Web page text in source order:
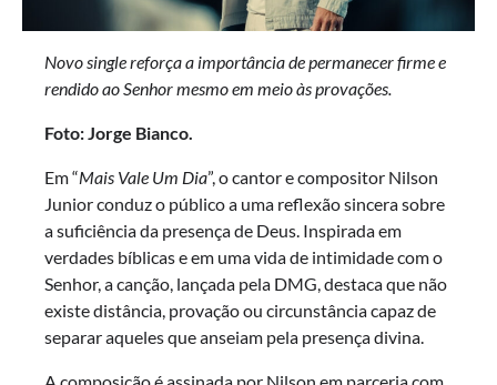
Novo single reforça a importância de permanecer firme e
rendido ao Senhor mesmo em meio às provações.
Foto: Jorge Bianco.
Em “Mais Vale Um Dia”, o cantor e compositor Nilson
Junior conduz o público a uma reflexão sincera sobre
a suficiência da presença de Deus. Inspirada em
verdades bíblicas e em uma vida de intimidade com o
Senhor, a canção, lançada pela DMG, destaca que não
existe distância, provação ou circunstância capaz de
separar aqueles que anseiam pela presença divina.